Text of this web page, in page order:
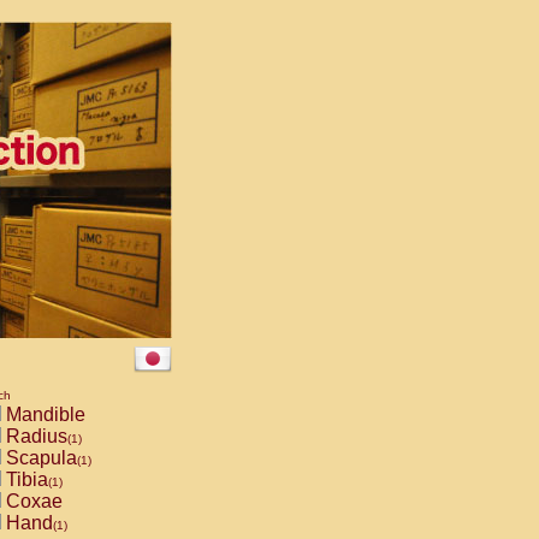
Mandible
Radius(1)
Scapula(1)
Tibia(1)
Coxae
Hand(1)